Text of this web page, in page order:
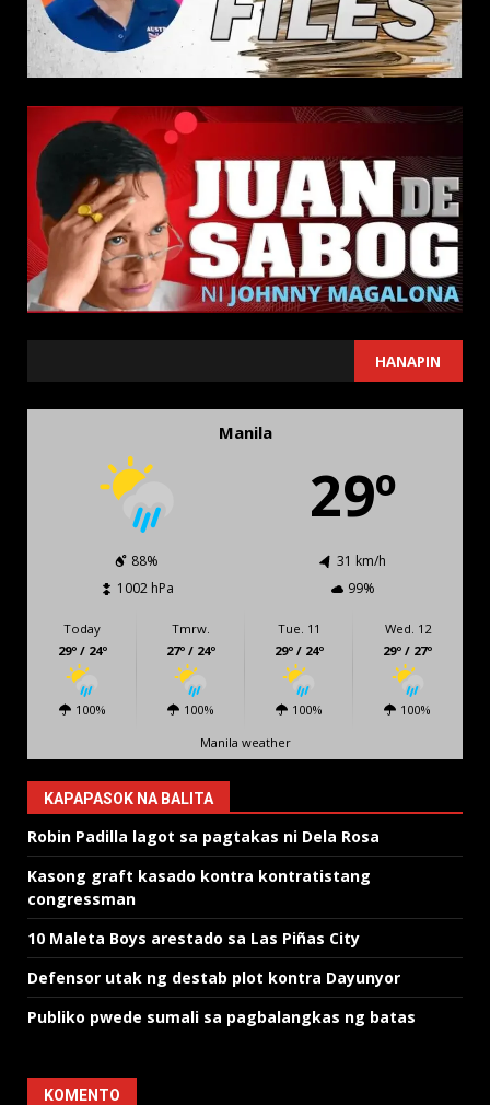
HANAPIN
Manila
29º
88%
31 km/h
1002 hPa
99%
Today
29º / 24º
100%
Tmrw.
27º / 24º
100%
Tue. 11
29º / 24º
100%
Wed. 12
29º / 27º
100%
Manila weather
KAPAPASOK NA BALITA
Robin Padilla lagot sa pagtakas ni Dela Rosa
Kasong graft kasado kontra kontratistang
congressman
10 Maleta Boys arestado sa Las Piñas City
Defensor utak ng destab plot kontra Dayunyor
Publiko pwede sumali sa pagbalangkas ng batas
KOMENTO